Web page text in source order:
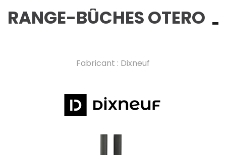
RANGE-BÛCHES OTERO
Fabricant : Dixneuf